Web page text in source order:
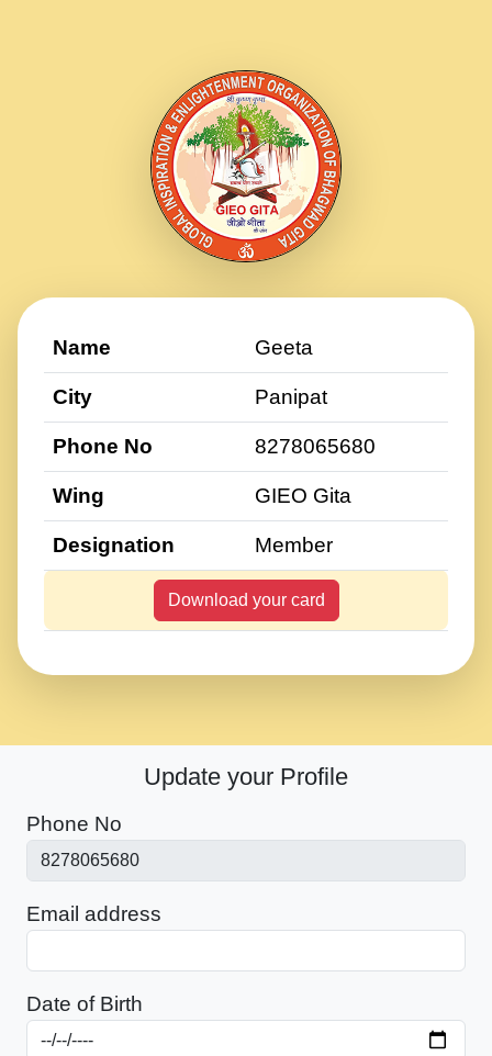
Name Geeta
City Panipat
Phone No 8278065680
Wing GIEO Gita
Designation Member
Download your card
Update your Profile
Phone No
Email address
Date of Birth